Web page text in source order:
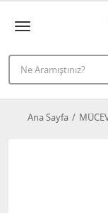
Ana Sayfa